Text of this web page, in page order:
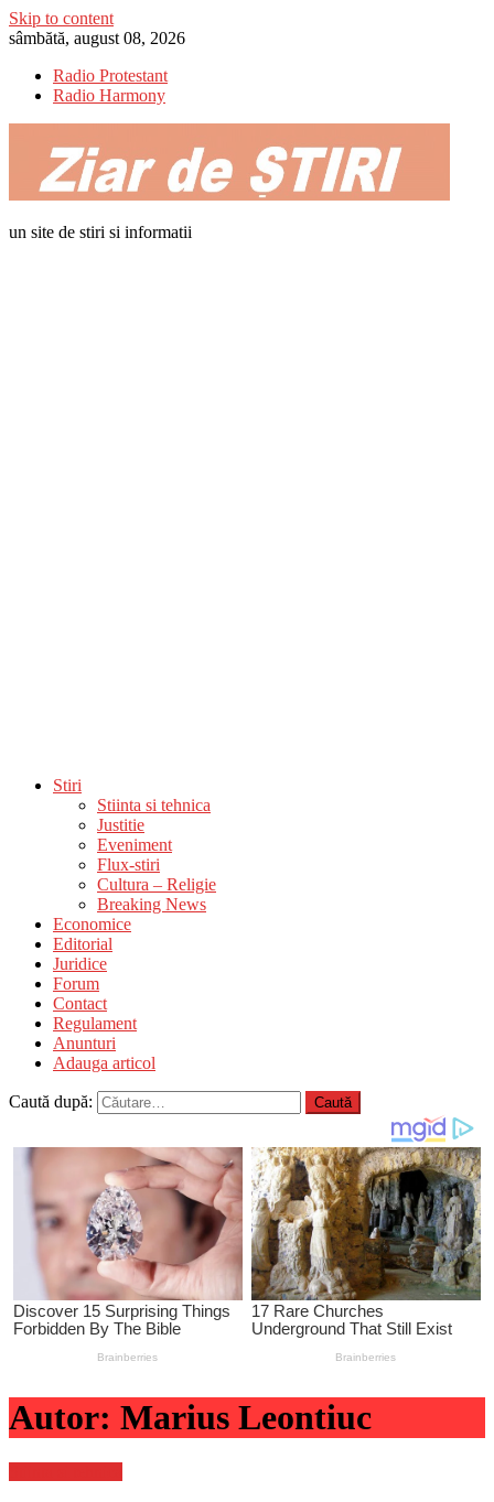
Skip to content
sâmbătă, august 08, 2026
Radio Protestant
Radio Harmony
un site de stiri si informatii
Stiri
Stiinta si tehnica
Justitie
Eveniment
Flux-stiri
Cultura – Religie
Breaking News
Economice
Editorial
Juridice
Forum
Contact
Regulament
Anunturi
Adauga articol
Caută după:
Autor: Marius Leontiuc